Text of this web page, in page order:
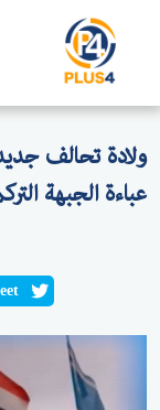
ولادة تحالف
عباءة الجبهة